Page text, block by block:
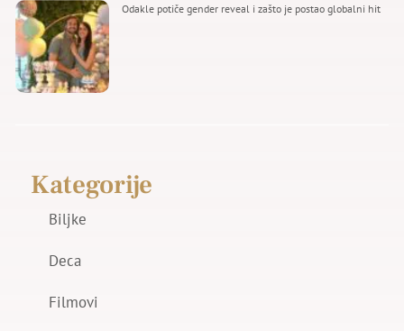
Odakle potiče gender reveal i zašto je postao globalni hit
Kategorije
Biljke
Deca
Filmovi